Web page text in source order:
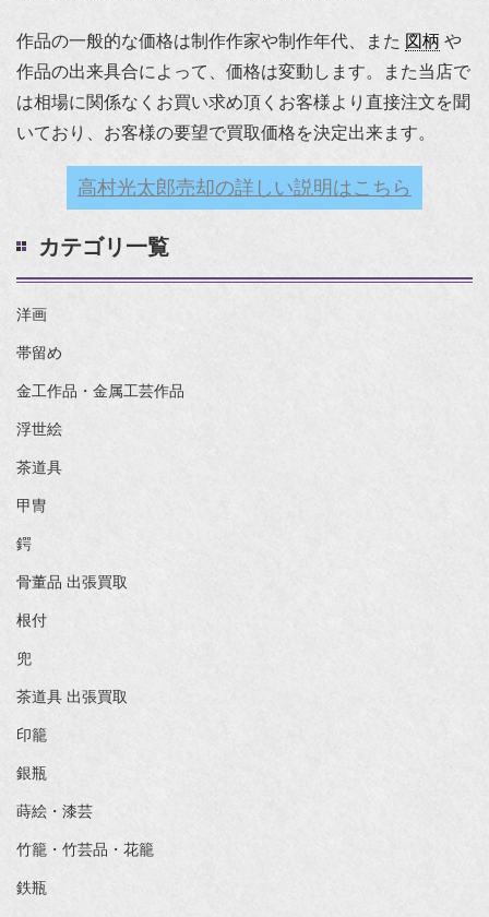
作品の一般的な価格は制作作家や制作年代、また 図柄 や
作品の出来具合によって、価格は変動します。また当店で
は相場に関係なくお買い求め頂くお客様より直接注文を聞
いており、お客様の要望で買取価格を決定出来ます。
高村光太郎売却の詳しい説明はこちら
カテゴリ一覧
洋画
帯留め
金工作品・金属工芸作品
浮世絵
茶道具
甲冑
鍔
骨董品 出張買取
根付
兜
茶道具 出張買取
印籠
銀瓶
蒔絵・漆芸
竹籠・竹芸品・花籠
鉄瓶